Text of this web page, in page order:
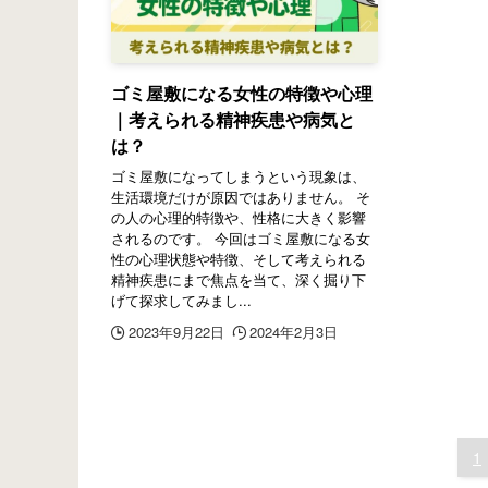
ゴミ屋敷になる女性の特徴や心理
｜考えられる精神疾患や病気と
は？
ゴミ屋敷になってしまうという現象は、
生活環境だけが原因ではありません。 そ
の人の心理的特徴や、性格に大きく影響
されるのです。 今回はゴミ屋敷になる女
性の心理状態や特徴、そして考えられる
精神疾患にまで焦点を当て、深く掘り下
げて探求してみまし...
2023年9月22日
2024年2月3日
1